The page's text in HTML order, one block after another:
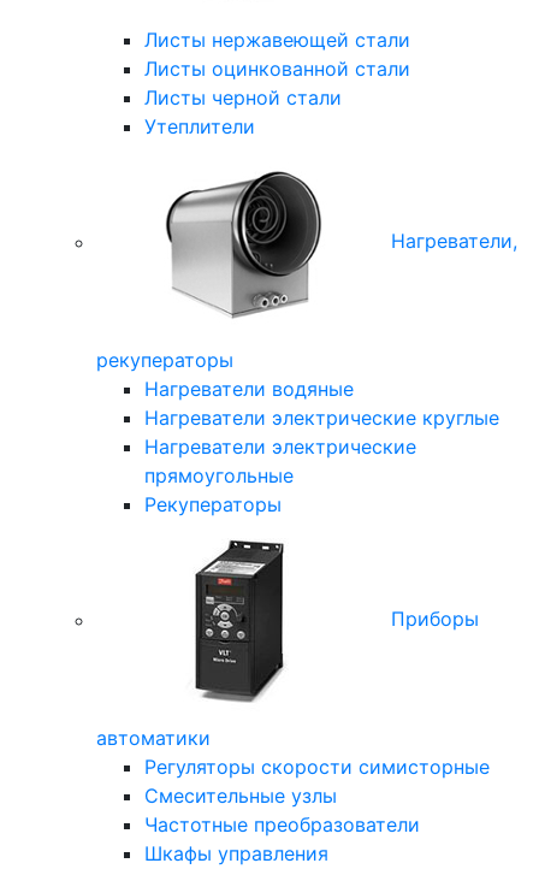
Листы нержавеющей стали
Листы оцинкованной стали
Листы черной стали
Утеплители
Нагреватели,
рекуператоры
Нагреватели водяные
Нагреватели электрические круглые
Нагреватели электрические
прямоугольные
Рекуператоры
Приборы
автоматики
Регуляторы скорости симисторные
Смесительные узлы
Частотные преобразователи
Шкафы управления